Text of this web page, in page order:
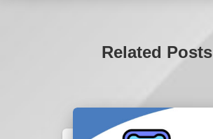
Related Posts